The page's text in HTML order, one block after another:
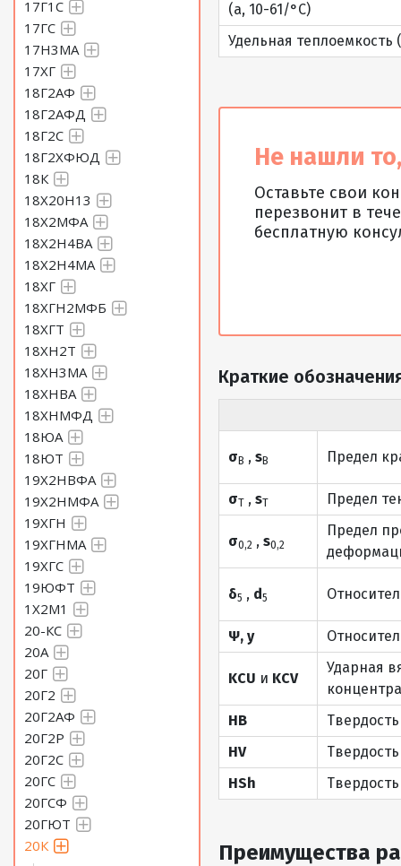
17Г1С
17ГС
17Н3МА
17ХГ
18Г2АФ
18Г2АФД
18Г2С
18Г2ХФЮД
18К
18Х20Н13
18Х2МФА
18Х2Н4ВА
18Х2Н4МА
18ХГ
18ХГН2МФБ
18ХГТ
18ХН2Т
18ХН3МА
18ХНВА
18ХНМФД
18ЮА
18ЮТ
19Х2НВФА
19Х2НМФА
19ХГН
19ХГНМА
19ХГС
19ЮФТ
1Х2М1
20-КС
20А
20Г
20Г2
20Г2АФ
20Г2Р
20Г2С
20ГС
20ГСФ
20ГЮТ
20К
(a, 10-61/°С)
Удельная теплоемкость
Не нашли
Оставьте свои
перезвонит в
бесплатную
Краткие
σВ ,sВ Предел
σТ ,sТ Предел
σ0,2 ,s0,2
Предел
δ5 , d5
Ψ, y
KCU и KCV
Ударная
HB
HV
HSh
Преимущества